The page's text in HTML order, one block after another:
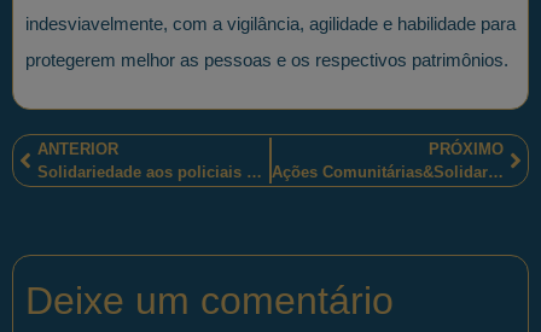
indesviavelmente, com a vigilância, agilidade e habilidade para
protegerem melhor as pessoas e os respectivos patrimônios.
ANTERIOR
Solidariedade aos policiais militares capixabas!
PRÓXIMO
Ações Comunitárias&Solidariedade
Deixe um comentário